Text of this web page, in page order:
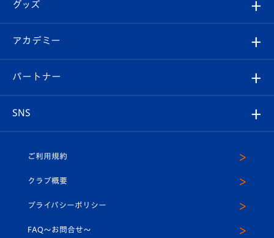
チケット
イベント
メディア
ホームタウン
スタッフプロフィール
マスコット紹介
平和祈念活動
Revive Team
ヴィヴィくんの長崎おもてなしガイド
フォトギャラリー
スタジアムグルメ
V-LOVERS（ファンクラブ）
プレイヤーズスイート
グッズ
オンラインショップ
店舗情報
アカデミー
育成からのお知らせ
U-18
スクール
パートナー
SNS
ヴィヴィくんインスタグラム
公式LINE＠
ご利用規約
クラブ概要
プライバシーポリシー
FAQ〜お問合せ〜